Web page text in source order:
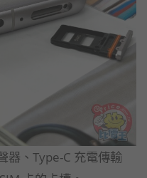
器、Type-C 充電傳輸